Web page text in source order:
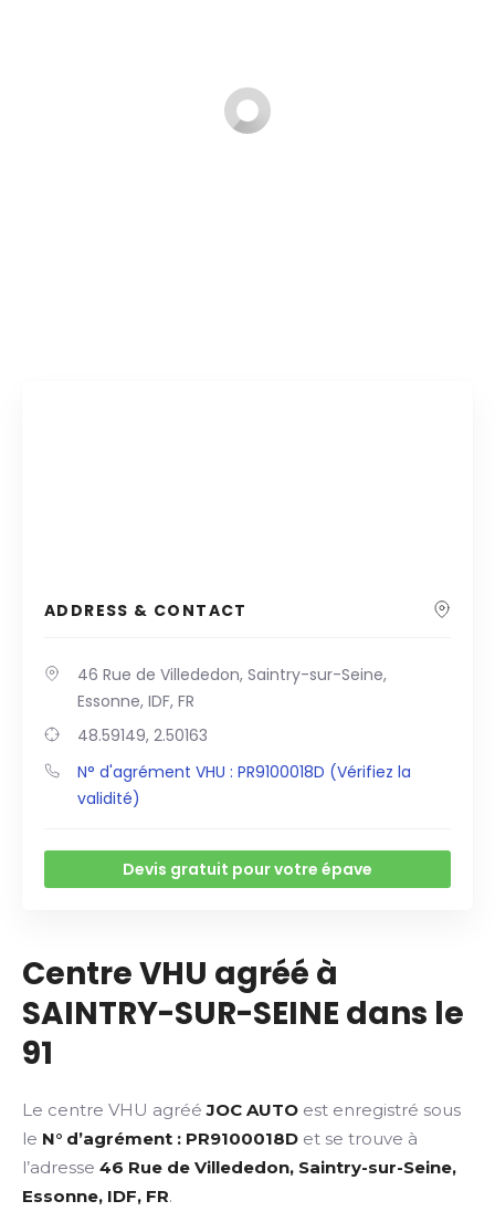
ADDRESS & CONTACT
46 Rue de Villededon, Saintry-sur-Seine,
Essonne, IDF, FR
48.59149, 2.50163
N° d'agrément VHU : PR9100018D (Vérifiez la
validité)
Devis gratuit pour votre épave
Centre VHU agréé à
SAINTRY-SUR-SEINE dans le
91
Le centre VHU agrééJOC AUTO est enregistré sous
le N° d’agrément : PR9100018D et se trouve à
l’adresse 46 Rue de Villededon, Saintry-sur-Seine,
Essonne, IDF, FR.